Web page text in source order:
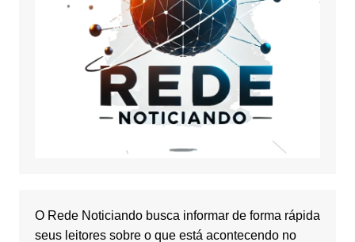
O Rede Noticiando busca informar de forma rápida
seus leitores sobre o que está acontecendo no